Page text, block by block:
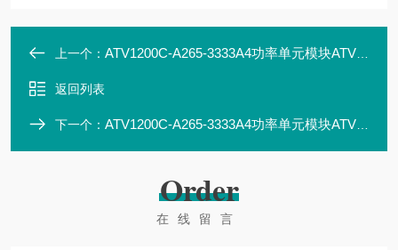
上一个： ATV1200C-A265-3333A4功率单元模块ATV1200C700/430-AP10
返回列表
下一个： ATV1200C-A265-3333A4功率单元模块ATV1200C700/420-AN01
Order
在线留言